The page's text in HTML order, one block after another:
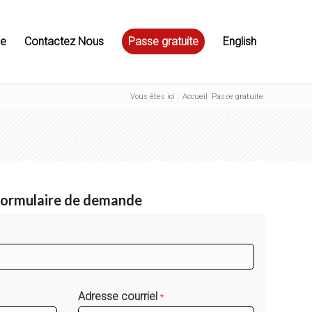
Contactez Nous Passe gratuite English
Vous êtes ici : Accueil Passe gratuite
de demande
Adresse courriel *